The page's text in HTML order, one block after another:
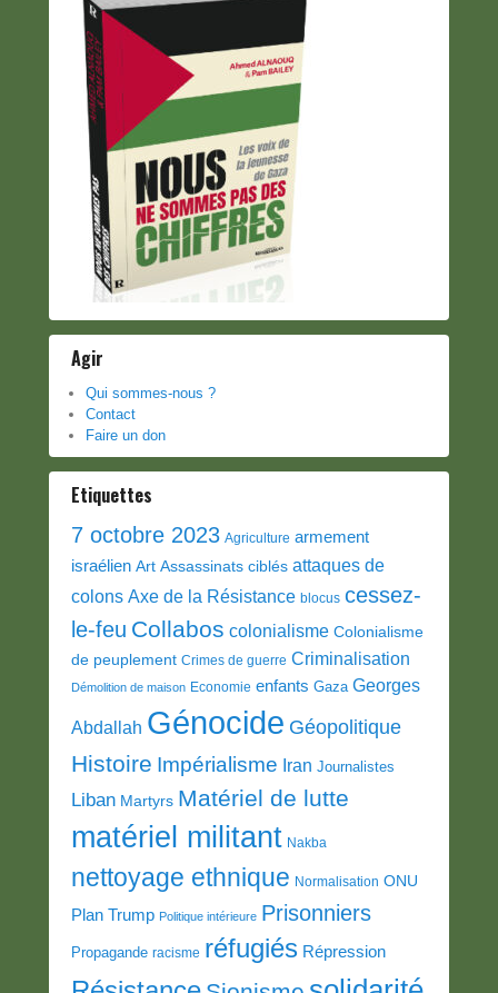
Agir
Qui sommes-nous ?
Contact
Faire un don
Etiquettes
7 octobre 2023 Agriculture armement
israélien Art Assassinats ciblés attaques de
colons Axe de la Résistance blocus cessez-
le-feu Collabos colonialisme Colonialisme
de peuplement Crimes de guerre Criminalisation
Démolition de maison Economie enfants Gaza Georges
Abdallah Génocide Géopolitique
Histoire Impérialisme Iran Journalistes
Liban Martyrs Matériel de lutte
matériel militant Nakba
nettoyage ethnique Normalisation ONU
Plan Trump Politique intérieure Prisonniers
Propagande racisme réfugiés Répression